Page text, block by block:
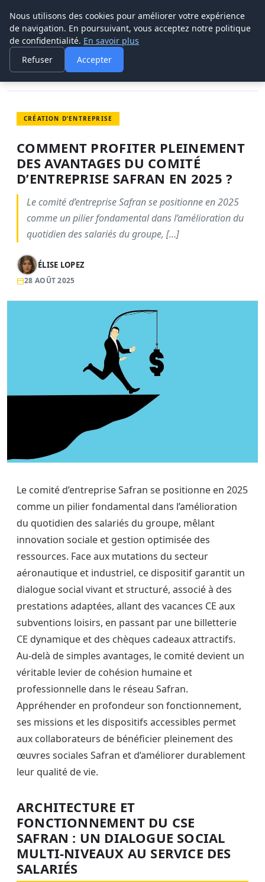
POUVOIR OUVRIER
ACCUEIL
CRÉATION D’ENTREPRISE
COMMENT PROFITER PLEINEMENT DES AVANTAGES DU COMITÉ…
CRÉATION D’ENTREPRISE
COMMENT PROFITER PLEINEMENT
DES AVANTAGES DU COMITÉ
D’ENTREPRISE SAFRAN EN 2025 ?
Le comité d’entreprise Safran se positionne en 2025
comme un pilier fondamental dans l’amélioration du
quotidien des salariés du groupe, […]
ÉLISE LOPEZ
28 AOÛT 2025
Le comité d’entreprise Safran se positionne en 2025
comme un pilier fondamental dans l’amélioration
du quotidien des salariés du groupe, mêlant
innovation sociale et gestion optimisée des
ressources. Face aux mutations du secteur
aéronautique et industriel, ce dispositif garantit un
dialogue social vivant et structuré, associé à des
prestations adaptées, allant des vacances CE aux
subventions loisirs, en passant par une billetterie
CE dynamique et des chèques cadeaux attractifs.
Au-delà de simples avantages, le comité devient un
véritable levier de cohésion humaine et
professionnelle dans le réseau Safran.
Appréhender en profondeur son fonctionnement,
ses missions et les dispositifs accessibles permet
aux collaborateurs de bénéficier pleinement des
œuvres sociales Safran et d’améliorer durablement
leur qualité de vie.
ARCHITECTURE ET
FONCTIONNEMENT DU CSE
SAFRAN : UN DIALOGUE SOCIAL
MULTI-NIVEAUX AU SERVICE DES
SALARIÉS
Nous utilisons des cookies pour améliorer votre expérience
de navigation. En poursuivant, vous acceptez notre politique
de confidentialité. En savoir plus
Refuser
Accepter